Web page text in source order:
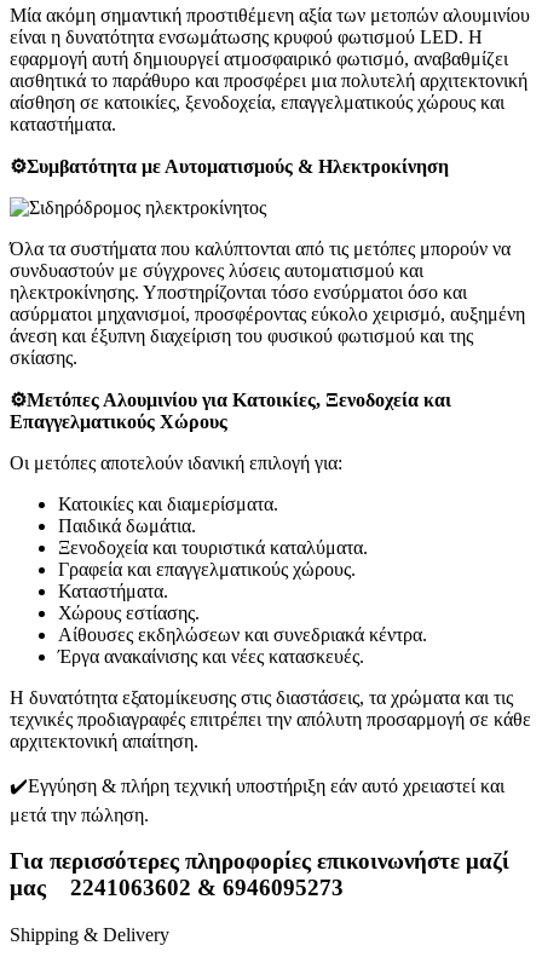
Μία ακόμη σημαντική προστιθέμενη αξία των μετοπών αλουμινίου
είναι η δυνατότητα ενσωμάτωσης κρυφού φωτισμού LED. Η
εφαρμογή αυτή δημιουργεί ατμοσφαιρικό φωτισμό, αναβαθμίζει
αισθητικά το παράθυρο και προσφέρει μια πολυτελή αρχιτεκτονική
αίσθηση σε κατοικίες, ξενοδοχεία, επαγγελματικούς χώρους και
καταστήματα.
⚙️Συμβατότητα με Αυτοματισμούς & Ηλεκτροκίνηση
Όλα τα συστήματα που καλύπτονται από τις μετόπες μπορούν να
συνδυαστούν με σύγχρονες λύσεις αυτοματισμού και
ηλεκτροκίνησης. Υποστηρίζονται τόσο ενσύρματοι όσο και
ασύρματοι μηχανισμοί, προσφέροντας εύκολο χειρισμό, αυξημένη
άνεση και έξυπνη διαχείριση του φυσικού φωτισμού και της
σκίασης.
⚙️Μετόπες Αλουμινίου για Κατοικίες, Ξενοδοχεία και
Επαγγελματικούς Χώρους
Οι μετόπες αποτελούν ιδανική επιλογή για:
Κατοικίες και διαμερίσματα.
Παιδικά δωμάτια.
Ξενοδοχεία και τουριστικά καταλύματα.
Γραφεία και επαγγελματικούς χώρους.
Καταστήματα.
Χώρους εστίασης.
Αίθουσες εκδηλώσεων και συνεδριακά κέντρα.
Έργα ανακαίνισης και νέες κατασκευές.
Η δυνατότητα εξατομίκευσης στις διαστάσεις, τα χρώματα και τις
τεχνικές προδιαγραφές επιτρέπει την απόλυτη προσαρμογή σε κάθε
αρχιτεκτονική απαίτηση.
✔️Εγγύηση & πλήρη τεχνική υποστήριξη εάν αυτό χρειαστεί και
μετά την πώληση.
Για περισσότερες πληροφορίες επικοινωνήστε μαζί
μας
2241063602 & 6946095273
Shipping & Delivery